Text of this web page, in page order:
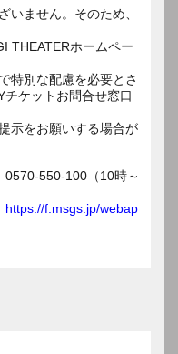
ません。そのため、
THEATERホームペー
特別な配慮を必要とさ
ケットお問合せ窓口
示をお願いする場合が
550-100（10時～
https://f.msgs.jp/webap